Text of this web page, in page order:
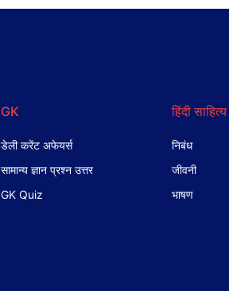
GK
डेली करेंट अफेयर्स
सामान्य ज्ञान प्रश्न उत्तर
GK Quiz
हिंदी साहित्य
निबंध
जीवनी
भाषण